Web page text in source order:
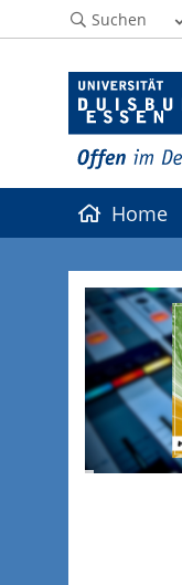
Suchen
Home